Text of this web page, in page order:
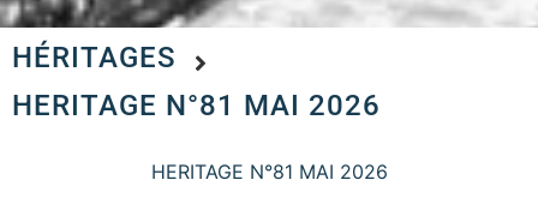
HÉRITAGES
HERITAGE N°81 MAI 2026
HERITAGE N°81 MAI 2026